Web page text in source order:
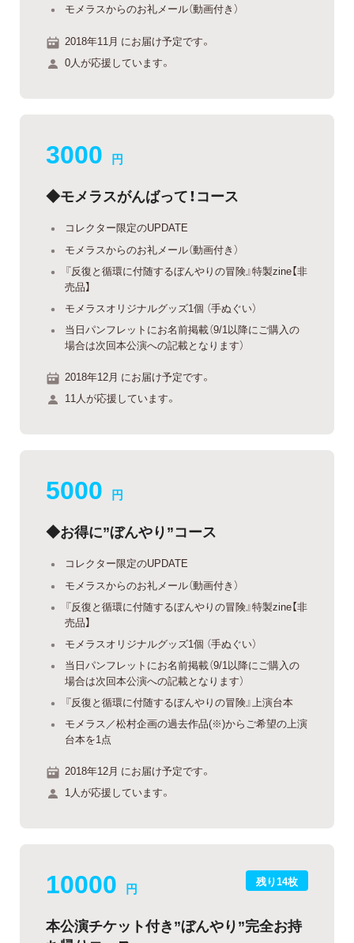
モメラスからのお礼メール（動画付き）
2018年11月 にお届け予定です。
0人が応援しています。
3000 円
◆モメラスがんばって！コース
コレクター限定のUPDATE
モメラスからのお礼メール（動画付き）
『反復と循環に付随するぼんやりの冒険』特製zine【非
売品】
モメラスオリジナルグッズ1個 （手ぬぐい）
当日パンフレットにお名前掲載（9/1以降にご購入の
場合は次回本公演への記載となります）
2018年12月 にお届け予定です。
11人が応援しています。
5000 円
◆お得に”ぼんやり”コース
コレクター限定のUPDATE
モメラスからのお礼メール（動画付き）
『反復と循環に付随するぼんやりの冒険』特製zine【非
売品】
モメラスオリジナルグッズ1個 （手ぬぐい）
当日パンフレットにお名前掲載（9/1以降にご購入の
場合は次回本公演への記載となります）
『反復と循環に付随するぼんやりの冒険』上演台本
モメラス／松村企画の過去作品(※)からご希望の上演
台本を1点
2018年12月 にお届け予定です。
1人が応援しています。
残り14枚
10000 円
本公演チケット付き”ぼんやり”完全お持